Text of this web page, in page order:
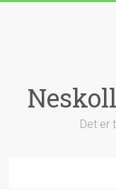
Det er